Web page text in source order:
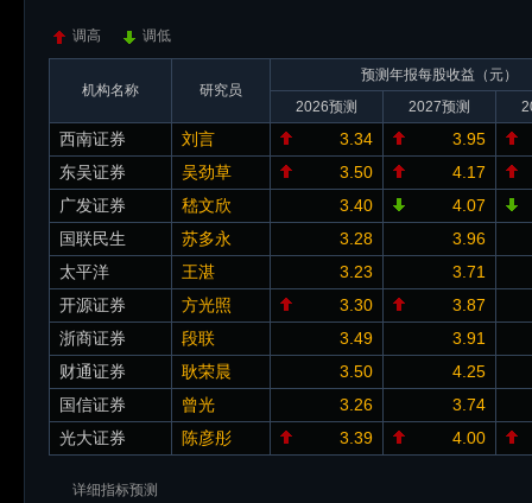
调高 调低
机构名称 研究员
预测年报每股收益（元）
2026预测
2027预测
西南证券 刘言 3.34
3.95
东吴证券
吴劲草 3.50
4.17
广发证券
嵇文欣 3.40
4.07
国联民生
苏多永 3.28
3.96
太平洋
王湛 3.23
3.71
开源证券
方光照 3.30
3.87
浙商证券
段联 3.49
3.91
财通证券
耿荣晨 3.50
4.25
国信证券
曾光 3.26
3.74
光大证券
陈彦彤 3.39 4.00
详细指标预测